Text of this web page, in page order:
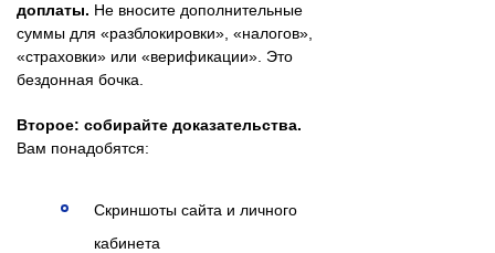
доплаты. Не вносите дополнительные
суммы для «разблокировки», «налогов»,
«страховки» или «верификации». Это
бездонная бочка.
Второе: собирайте доказательства.
Вам понадобятся:
Скриншоты сайта и личного
кабинета